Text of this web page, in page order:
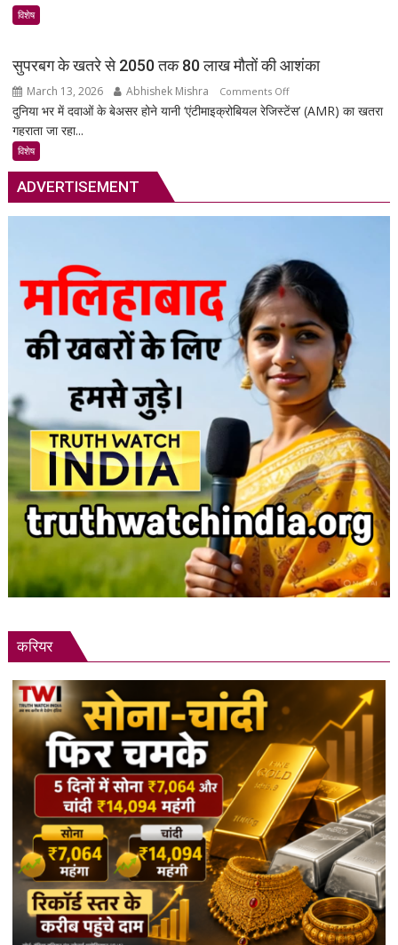
सुरक्षा
का
स्मार्ट
में
विशेष
सुपरबग के खतरे से 2050 तक 80 लाख मौतों की आशंका
March 13, 2026 Abhishek Mishra Comments Offon
सुपरबग
मौतों
की
आशंका
दुनिया भर में दवाओं के बेअसर होने यानी ‘एंटीमाइक्रोबियल रेजिस्टेंस’ (AMR) का खतरा
गहराता जा रहा...
विशेष
ADVERTISEMENT
करियर